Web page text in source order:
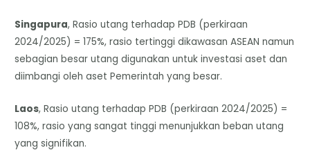
Singapura, Rasio utang terhadap PDB (perkiraan
2024/2025) = 175%, rasio tertinggi dikawasan ASEAN namun
sebagian besar utang digunakan untuk investasi aset dan
diimbangi oleh aset Pemerintah yang besar.
Laos, Rasio utang terhadap PDB (perkiraan 2024/2025) =
108%, rasio yang sangat tinggi menunjukkan beban utang
yang signifikan.